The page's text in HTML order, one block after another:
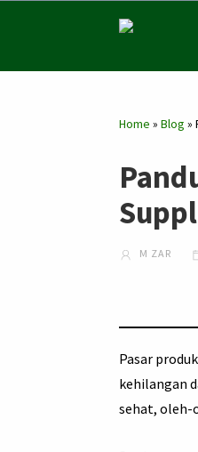
Home »Blog »
M ZAR
Pasar
kehilangan
sehat, oleh-